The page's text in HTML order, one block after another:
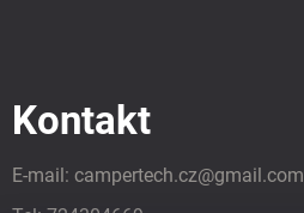
Kontakt
E-mail: campertech.cz@gmail.com